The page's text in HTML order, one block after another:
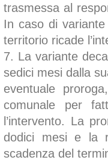
trasmessa al
In caso di
territorio ricade
7. La variante
sedici mesi dalla
eventuale
comunale per
l’intervento. La
dodici mesi e la
scadenza del